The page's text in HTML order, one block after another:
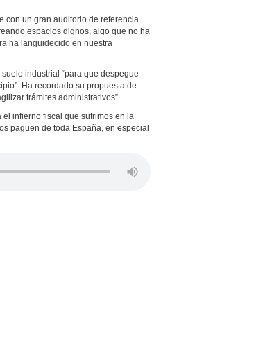
con un gran auditorio de referencia
espacios dignos, algo que no ha
ha languidecido en nuestra
industrial “para que despegue
Ha recordado su propuesta de
trámites administrativos”.
infierno fiscal que sufrimos en la
paguen de toda España, en especial